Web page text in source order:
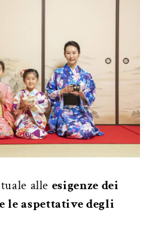
alle esigenze dei
le aspettative degli